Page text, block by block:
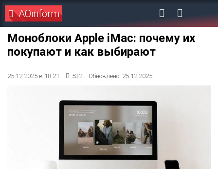
AOinform
Моноблоки Apple iMac: почему их
покупают и как выбирают
25.12.2025 в 18:21 532 Обновлено: 25.12.2025